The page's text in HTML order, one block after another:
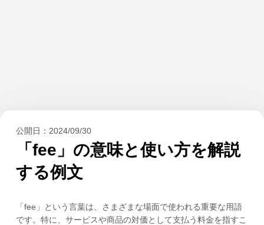
公開日： 2024/09/30
「fee」の意味と使い方を解説
する例文
「fee」という言葉は、さまざまな場面で使われる重要な用語
です。特に、サービスや商品の対価として支払う料金を指すこ